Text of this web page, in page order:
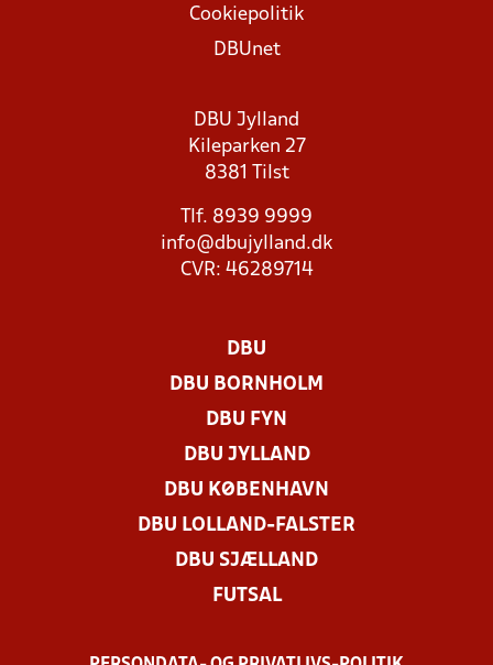
Cookiepolitik
DBUnet
DBU Jylland
Kileparken 27
8381 Tilst
Tlf. 8939 9999
info@dbujylland.dk
CVR: 46289714
DBU
DBU BORNHOLM
DBU FYN
DBU JYLLAND
DBU KØBENHAVN
DBU LOLLAND-FALSTER
DBU SJÆLLAND
FUTSAL